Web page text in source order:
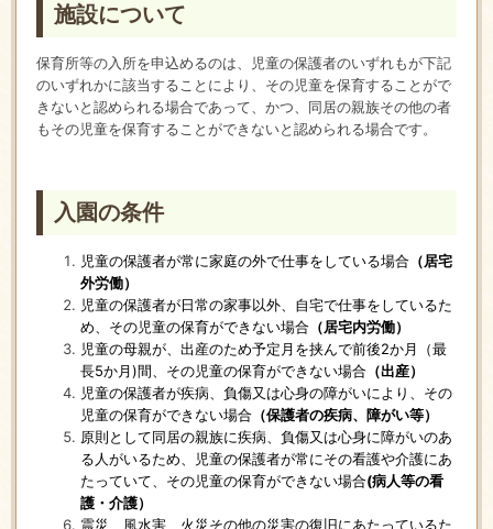
施設について
保育所等の入所を申込めるのは、児童の保護者のいずれもが下記
のいずれかに該当することにより、その児童を保育することがで
きないと認められる場合であって、かつ、同居の親族その他の者
もその児童を保育することができないと認められる場合です。
入園の条件
児童の保護者が常に家庭の外で仕事をしている場合（居宅
外労働）
児童の保護者が日常の家事以外、自宅で仕事をしているた
め、その児童の保育ができない場合（居宅内労働）
児童の母親が、出産のため予定月を挟んで前後2か月（最
長5か月)間、その児童の保育ができない場合（出産）
児童の保護者が疾病、負傷又は心身の障がいにより、その
児童の保育ができない場合（保護者の疾病、障がい等）
原則として同居の親族に疾病、負傷又は心身に障がいのあ
る人がいるため、児童の保護者が常にその看護や介護にあ
たっていて、その児童の保育ができない場合(病人等の看
護・介護）
震災、風水害、火災その他の災害の復旧にあたっているた